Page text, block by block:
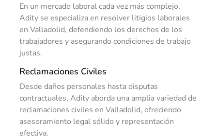
En un mercado laboral cada vez más complejo,
Adity se especializa en resolver litigios laborales
en Valladolid, defendiendo los derechos de los
trabajadores y asegurando condiciones de trabajo
justas.
Reclamaciones Civiles
Desde daños personales hasta disputas
contractuales, Adity aborda una amplia variedad de
reclamaciones civiles en Valladolid, ofreciendo
asesoramiento legal sólido y representación
efectiva.